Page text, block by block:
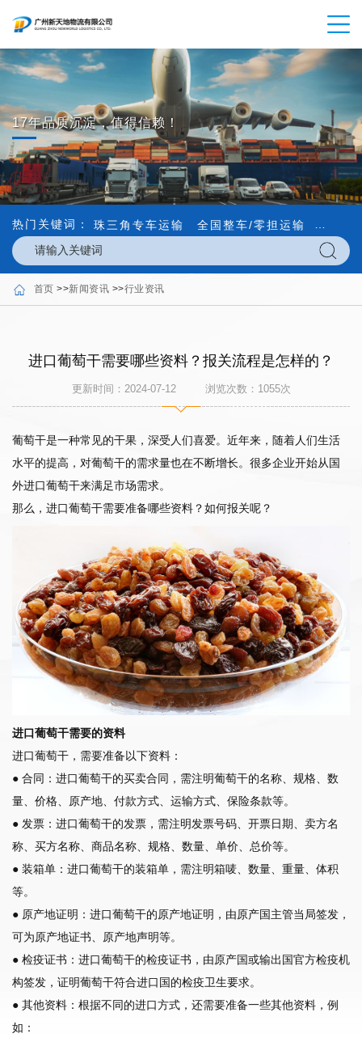
17年品质沉淀，值得信赖！
热门关键词： 珠三角专车运输 全国整车/零担运输 内外贸
首页 >>新闻资讯 >>行业资讯
进口葡萄干需要哪些资料？报关流程是怎样的？
更新时间：2024-07-12 浏览次数： 1055次
葡萄干是一种常见的干果，深受人们喜爱。近年来，随着人们生活
水平的提高，对葡萄干的需求量也在不断增长。很多企业开始从国
外进口葡萄干来满足市场需求。
那么，进口葡萄干需要准备哪些资料？如何报关呢？
进口葡萄干需要的资料
进口葡萄干，需要准备以下资料：
● 合同：进口葡萄干的买卖合同，需注明葡萄干的名称、规格、数
量、价格、原产地、付款方式、运输方式、保险条款等。
● 发票：进口葡萄干的发票，需注明发票号码、开票日期、卖方名
称、买方名称、商品名称、规格、数量、单价、总价等。
● 装箱单：进口葡萄干的装箱单，需注明箱唛、数量、重量、体积
等。
● 原产地证明：进口葡萄干的原产地证明，由原产国主管当局签发，
可为原产地证书、原产地声明等。
● 检疫证书：进口葡萄干的检疫证书，由原产国或输出国官方检疫机
构签发，证明葡萄干符合进口国的检疫卫生要求。
● 其他资料：根据不同的进口方式，还需要准备一些其他资料，例
如：